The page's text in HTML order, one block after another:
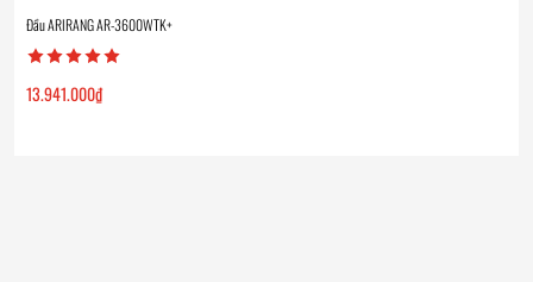
Đầu ARIRANG AR-3600WTK+
13.941.000₫